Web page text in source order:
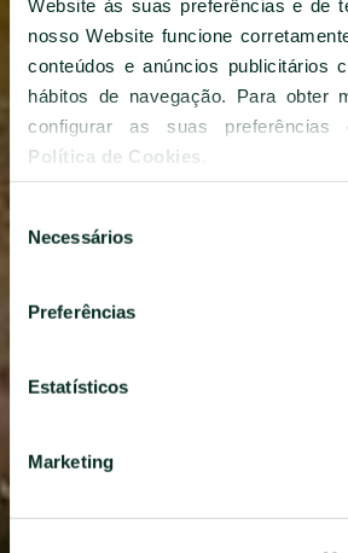
Website às suas preferências e de
nosso Website funcione
conteúdos e anúncios publicitários
hábitos de navegação. Para obter
configurar as suas preferências
Política de Cookies
Seleção
Necessários
Preferências
Estatísticos
Marketing
Explore o Vale
No coração da ilha de São Miguel,
Furnas, o Parque Terra Nostra
apaixonou pelas Furnas e decidiu
relaxamento perfeito que ainda